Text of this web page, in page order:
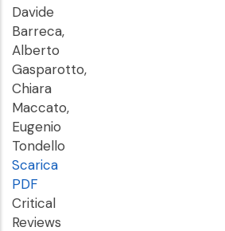
Davide
Barreca,
Alberto
Gasparotto,
Chiara
Maccato,
Eugenio
Tondello
Scarica
PDF
Critical
Reviews